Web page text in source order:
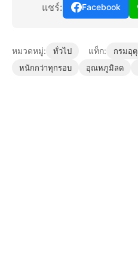
แชร์: Facebook
หมวดหมู่: ทั่วไป แท็ก: กรมอุตุ
หนักกว่าทุกรอบ
อุณหภูมิลด